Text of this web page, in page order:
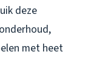
deze
met heet